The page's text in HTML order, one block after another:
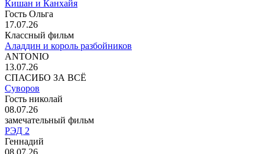
Кишан и Канхайя
Гость Ольга
17.07.26
Классный фильм
Аладдин и король разбойников
ANTONIO
13.07.26
СПАСИБО ЗА ВСЁ
Суворов
Гость николай
08.07.26
замечательный фильм
РЭД 2
Геннадий
08.07.26